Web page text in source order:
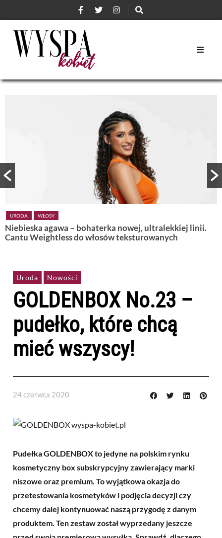
URODA WŁOSY
Niebieska agawa – bohaterka nowej, ultralekkiej linii.
Cantu Weightless do włosów teksturowanych
Uroda Nowości
GOLDENBOX No.23 –
pudełko, które chcą
mieć wszyscy!
24 czerwca 2020
Pudełka GOLDENBOX to jedyne na polskim rynku
kosmetyczny box subskrypcyjny zawierający marki
niszowe oraz premium. To wyjątkowa okazja do
przetestowania kosmetyków i podjęcia decyzji czy
chcemy dalej kontynuować naszą przygodę z danym
produktem. Ten zestaw został wyprzedany jeszcze